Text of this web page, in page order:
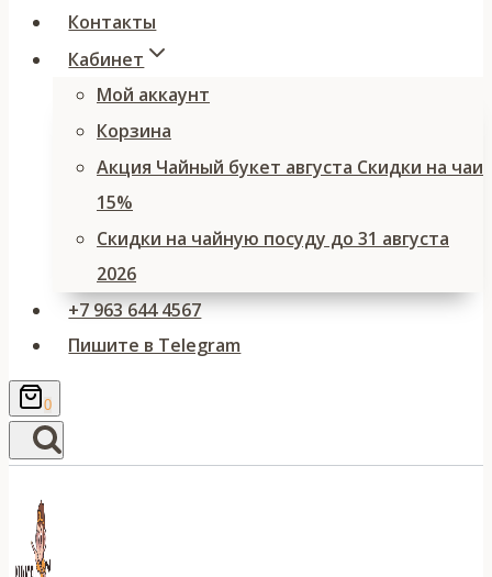
Контакты
Кабинет
Мой аккаунт
Корзина
Акция Чайный букет августа Скидки на чаи
15%
Скидки на чайную посуду до 31 августа
2026
+7 963 644 4567
Пишите в Telegram
0